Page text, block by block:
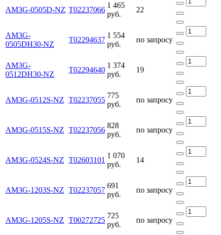
AM3G-0505D-NZ Т02237066
1 465
руб.
22
AM3G-
0505DH30-NZ
Т02294637
1 554
руб.
по запросу
AM3G-
0512DH30-NZ
Т02294640
1 374
руб.
19
AM3G-0512S-NZ Т02237055
775
руб.
по запросу
AM3G-0515S-NZ Т02237056
828
руб.
по запросу
AM3G-0524S-NZ Т02603101
1 070
руб.
14
AM3G-1203S-NZ Т02237057
691
руб.
по запросу
AM3G-1205S-NZ Т00272725
725
руб.
по запросу